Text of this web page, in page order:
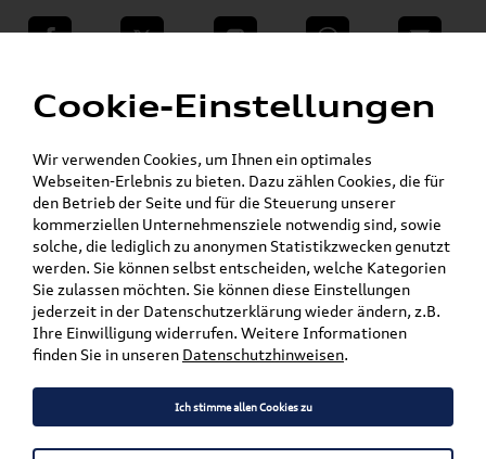
teilen Twitter Instagram WhatsApp E-Mail
VW Shop - VW Originalteile und Zubehör »
» Komfort & Schutz »
Mein Kundenkonto Warenkorb
Artikel für ihr Modell
Marke wählen
Modell wählen
Karosserieform wählen
Cookie-Einstellungen
Wir verwenden Cookies, um Ihnen ein optimales
Webseiten-Erlebnis zu bieten. Dazu zählen Cookies, die für
den Betrieb der Seite und für die Steuerung unserer
kommerziellen Unternehmensziele notwendig sind, sowie
solche, die lediglich zu anonymen Statistikzwecken genutzt
werden. Sie können selbst entscheiden, welche Kategorien
Sie zulassen möchten. Sie können diese Einstellungen
jederzeit in der Datenschutzerklärung wieder ändern, z.B.
Ihre Einwilligung widerrufen. Weitere Informationen
finden Sie in unseren Datenschutzhinweisen.
Ich stimme allen Cookies zu